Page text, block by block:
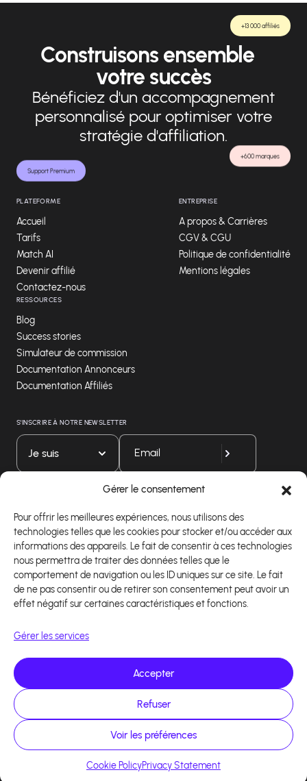
Gérer le consentement
Pour offrir les meilleures expériences, nous utilisons des
technologies telles que les cookies pour stocker et/ou accéder aux
informations des appareils. Le fait de consentir à ces technologies
nous permettra de traiter des données telles que le
comportement de navigation ou les ID uniques sur ce site. Le fait
de ne pas consentir ou de retirer son consentement peut avoir un
effet négatif sur certaines caractéristiques et fonctions.
Gérer les services
Accepter
Refuser
Voir les préférences
Cookie PolicyPrivacy Statement
Support Premium
+600 marques
+13 000 affiliés
Construisons ensemble
votre succès
Bénéficiez d'un accompagnement
personnalisé pour optimiser votre
stratégie d'affiliation.
PLATEFORME
Accueil
Tarifs
Match AI
Devenir affilié
Contactez-nous
ENTREPRISE
A propos & Carrières
CGV & CGU
Politique de confidentialité
Mentions légales
RESSOURCES
Blog
Success stories
Simulateur de commission
Documentation Annonceurs
Documentation Affiliés
S'INSCRIRE À NOTRE NEWSLETTER
Je suis
Téléchargez notre application
Copyright 2026 - Logiciel d'affiliation - Tous droits